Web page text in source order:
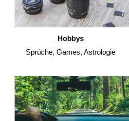
Hobbys
Sprüche, Games, Astrologie